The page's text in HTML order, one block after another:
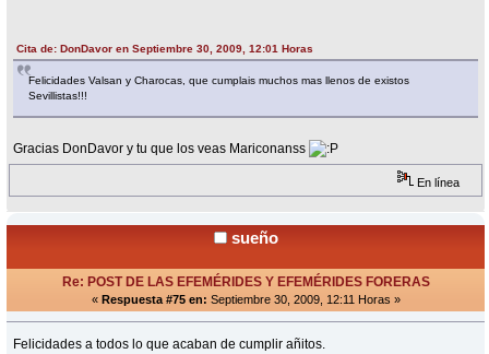
Cita de: DonDavor en Septiembre 30, 2009, 12:01 Horas
Felicidades Valsan y Charocas, que cumplais muchos mas llenos de existos
Sevillistas!!!
Gracias DonDavor y tu que los veas Mariconanss
En línea
sueño
Re: POST DE LAS EFEMÉRIDES Y EFEMÉRIDES FORERAS
« Respuesta #75 en: Septiembre 30, 2009, 12:11 Horas »
Felicidades a todos lo que acaban de cumplir añitos.